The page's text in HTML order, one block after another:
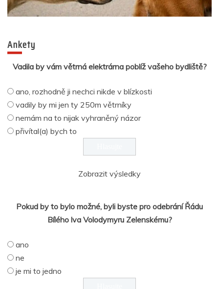
Ankety
Vadila by vám větrná elektrárna poblíž vašeho bydliště?
ano, rozhodně ji nechci nikde v blízkosti
vadily by mi jen ty 250m větrníky
nemám na to nijak vyhraněný názor
přivítal(a) bych to
Zobrazit výsledky
Pokud by to bylo možné, byli byste pro odebrání Řádu
Bílého lva Volodymyru Zelenskému?
ano
ne
je mi to jedno